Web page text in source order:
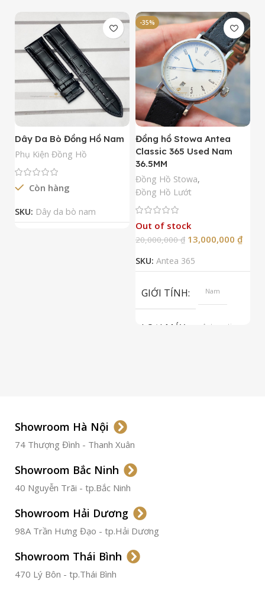
Dây Da Bò Đồng Hồ Nam
Phụ Kiện Đồng Hồ
Còn hàng
SKU: Dây da bò nam
-35%
Đồng hồ Stowa Antea
Classic 365 Used Nam
36.5MM
Đồng Hồ Stowa,
Đồng Hồ Lướt
Out of stock
20,000,000₫ 13,000,000 ₫
SKU: Antea 365
GIỚI TÍNH Nam
LOẠI MÁY
Automatic
CHỐNG NƯỚC
Showroom Hà Nội
74 Thượng Đình - Thanh Xuân
Showroom Bắc Ninh
40 Nguyễn Trãi - tp.Bắc Ninh
Showroom Hải Dương
98A Trần Hưng Đạo - tp.Hải Dương
Showroom Thái Bình
470 Lý Bôn - tp.Thái Bình